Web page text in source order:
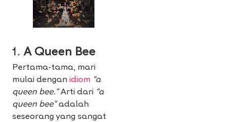
1. A Queen Bee
Pertama-tama, mari
mulai dengan idiom “a
queen bee.”Arti dari “a
queen bee”adalah
seseorang yang sangat